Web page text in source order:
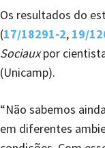
Os resultados do
(17/18291-2, 19/
Sociauxpor
(Unicamp).
“Não sabemos
em diferentes